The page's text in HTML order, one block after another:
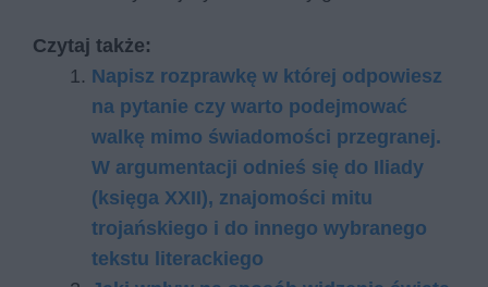
Czytaj także:
Napisz rozprawkę w której odpowiesz
na pytanie czy warto podejmować
walkę mimo świadomości przegranej.
W argumentacji odnieś się do Iliady
(księga XXII), znajomości mitu
trojańskiego i do innego wybranego
tekstu literackiego​